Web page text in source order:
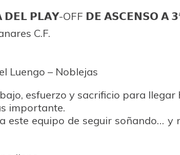
𝗣𝗟𝗔𝗬-OFF 𝗗𝗘 𝗔𝗦𝗖𝗘𝗡𝗦𝗢 𝗔
C.F.
Luengo – Noblejas
esfuerzo y sacrificio para llegar
importante.
este equipo de seguir soñando… y